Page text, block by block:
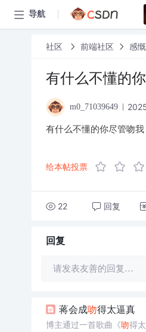
导航
社区 前端社区 感慨
有什么不懂的
m0_71039649
有什么不懂的你尽管吻我
给本帖投票
22 回复
回复
请发表友善的回复…
蒋会成吻得太逼真
博主通过一首歌曲《吻得